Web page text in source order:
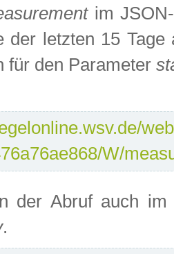
im JSON-
der letzten 15
für den Parameter
W/
der Abruf auch
.